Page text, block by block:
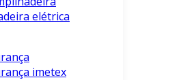
elétrica
imetex